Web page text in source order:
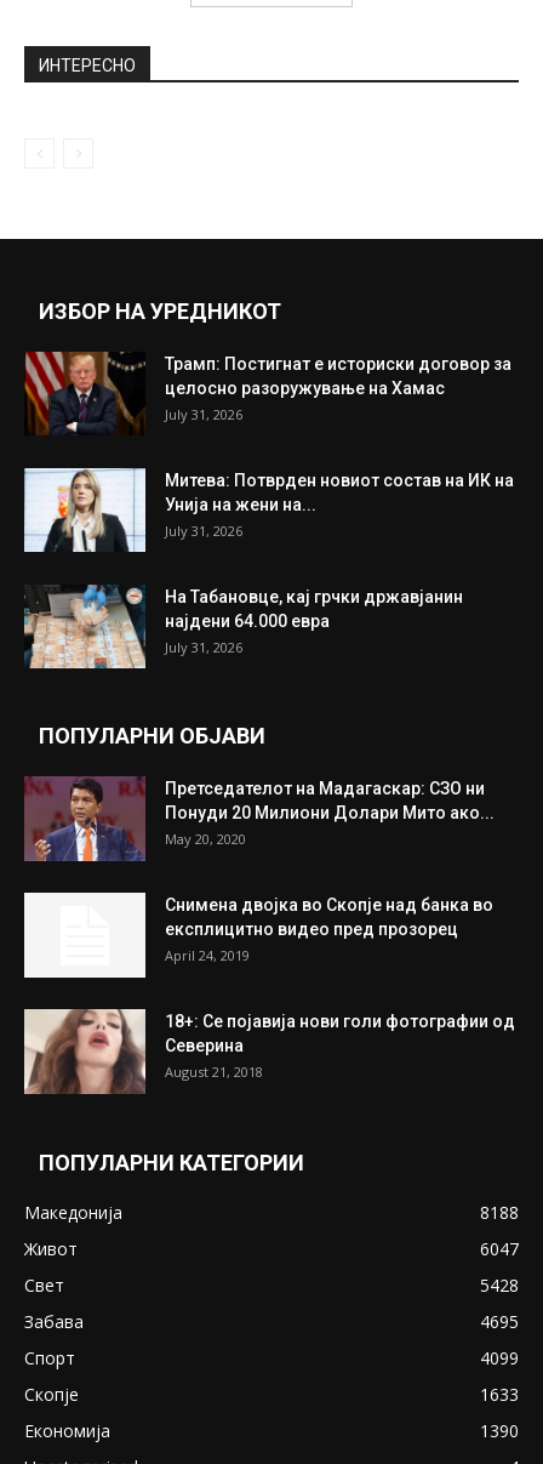
ИНТЕРЕСНО
ИЗБОР НА УРЕДНИКОТ
Трамп: Постигнат е историски договор за
целосно разоружување на Хамас
July 31, 2026
Митева: Потврден новиот состав на ИК на
Унија на жени на...
July 31, 2026
На Табановце, кај грчки државјанин
најдени 64.000 евра
July 31, 2026
ПОПУЛАРНИ ОБЈАВИ
Претседателот на Мадагаскар: СЗО ни
Понуди 20 Милиони Долари Мито ако...
May 20, 2020
Снимена двојка во Скопје над банка во
експлицитно видео пред прозорец
April 24, 2019
18+: Се појавија нови голи фотографии од
Северина
August 21, 2018
ПОПУЛАРНИ КАТЕГОРИИ
Македонија
8188
Живот
6047
Свет
5428
Забава
4695
Спорт
4099
Скопје
1633
Економија
1390